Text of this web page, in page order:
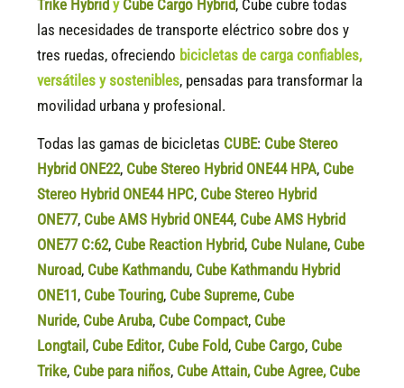
Trike Hybrid y Cube Cargo Hybrid, Cube cubre todas
las necesidades de transporte eléctrico sobre dos y
tres ruedas, ofreciendo bicicletas de carga confiables,
versátiles y sostenibles, pensadas para transformar la
movilidad urbana y profesional.
Todas las gamas de bicicletas CUBE: Cube Stereo
Hybrid ONE22, Cube Stereo Hybrid ONE44 HPA, Cube
Stereo Hybrid ONE44 HPC, Cube Stereo Hybrid
ONE77, Cube AMS Hybrid ONE44, Cube AMS Hybrid
ONE77 C:62, Cube Reaction Hybrid, Cube Nulane, Cube
Nuroad, Cube Kathmandu, Cube Kathmandu Hybrid
ONE11, Cube Touring, Cube Supreme, Cube
Nuride, Cube Aruba, Cube Compact, Cube
Longtail , Cube Editor, Cube Fold, Cube Cargo, Cube
Trike, Cube para niños, Cube Attain, Cube Agree, Cube